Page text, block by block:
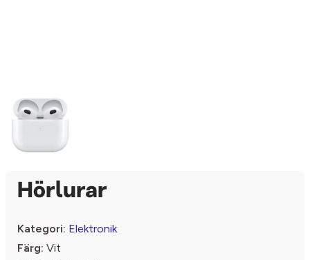
Hörlurar
Kategori: Elektronik
Färg: Vit